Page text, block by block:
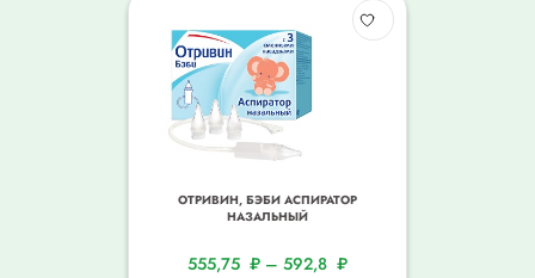
ОТРИВИН, БЭБИ АСПИРАТОР
НАЗАЛЬНЫЙ
555,75 ₽ – 592,8 ₽